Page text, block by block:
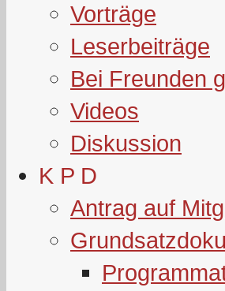
Vorträge
Leserbeiträge
Bei Freunden
Videos
Diskussion
K P D
Antrag auf